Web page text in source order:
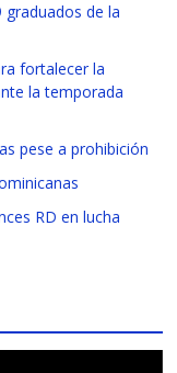
de la
fortalecer la
la temporada
pese a prohibición
RD en lucha